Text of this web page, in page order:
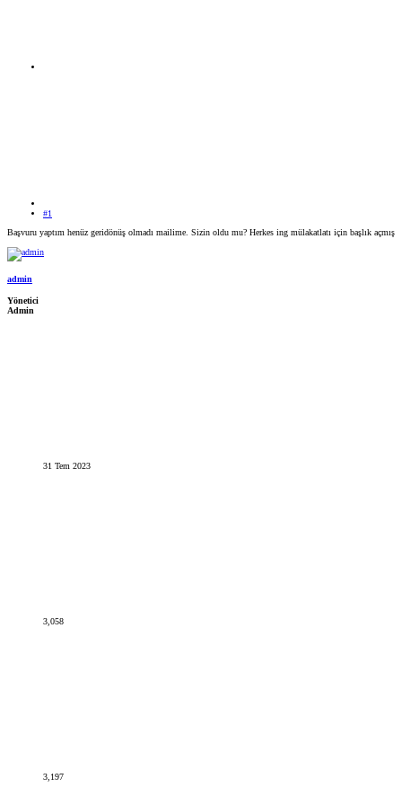
#1
Başvuru yaptım henüz geridönüş olmadı mailime. Sizin oldu mu? Herkes ing mülakatlatı için başlık açmış
admin
Yönetici
Admin
31 Tem 2023
3,058
3,197